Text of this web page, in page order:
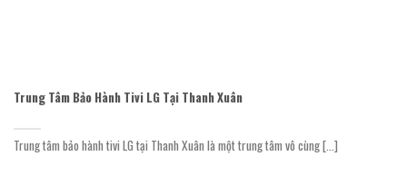
Trung Tâm Bảo Hành Tivi LG Tại Thanh Xuân
Trung tâm bảo hành tivi LG tại Thanh Xuân là một trung tâm vô cùng [...]